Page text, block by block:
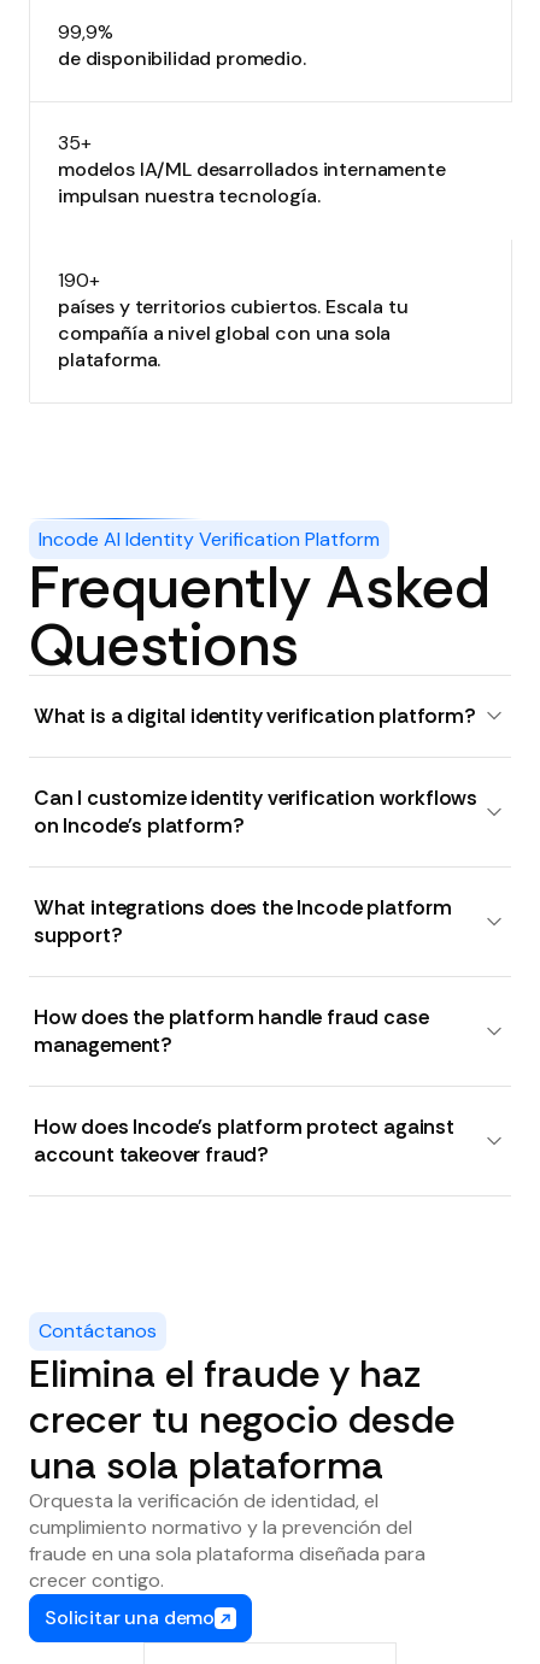
99,9%
de disponibilidad promedio.
35+
modelos IA/ML desarrollados internamente
impulsan nuestra tecnología.
190+
países y territorios cubiertos. Escala tu
compañía a nivel global con una sola
plataforma.
Incode AI Identity Verification Platform
Frequently Asked
Questions
What is a digital identity verification platform?
Can I customize identity verification workflows
on Incode's platform?
What integrations does the Incode platform
support?
How does the platform handle fraud case
management?
How does Incode's platform protect against
account takeover fraud?
Contáctanos
Elimina el fraude y haz
crecer tu negocio desde
una sola plataforma
Orquesta la verificación de identidad, el
cumplimiento normativo y la prevención del
fraude en una sola plataforma diseñada para
crecer contigo.
Solicitar una demo